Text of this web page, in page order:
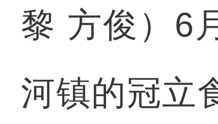
黎 方俊）6
河镇的冠立